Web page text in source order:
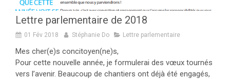
Lettre parlementaire de 2018
01 Fév 2018 Stéphanie Do Lettre parlementaire
Mes cher(e)s concitoyen(ne)s,
Pour cette nouvelle année, je formulerai des vœux tournés
vers l’avenir. Beaucoup de chantiers ont déjà été engagés,